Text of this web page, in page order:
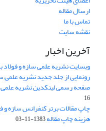
ارسال مقاله
تماس با ما
نقشه سایت
آخرین اخبار
وبسایت نشریه علمی سازه و
رونمایی از جلد جدید نشریه علمی
صفحه رسمی لینکدین نشریه علمی
16
چاپ مقالات برتر کنفرانس سازه و
هزینه چاپ مقاله1383-11-03